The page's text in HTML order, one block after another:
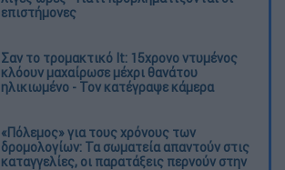
επιστήμονες
Σαν το τρομακτικό It: 15χρονο ντυμένος
κλόουν μαχαίρωσε μέχρι θανάτου
ηλικιωμένο - Τον κατέγραψε κάμερα
«Πόλεμος» για τους χρόνους των
δρομολογίων: Τα σωματεία απαντούν στις
καταγγελίες, οι παρατάξεις περνούν στην